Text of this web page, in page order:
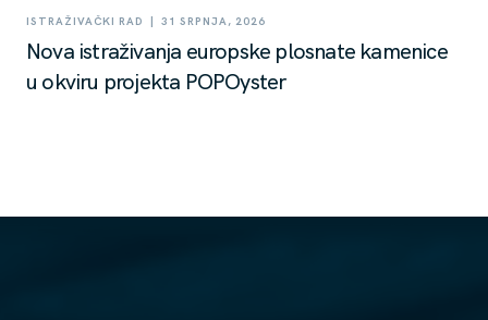
ISTRAŽIVAČKI RAD | 31 SRPNJA, 2026
Nova istraživanja europske plosnate kamenice
u okviru projekta POPOyster